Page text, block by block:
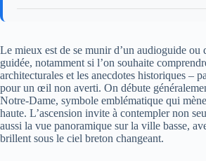
Le mieux est de se munir d’un audioguide ou
guidée, notamment si l’on souhaite
architecturales et les anecdotes historiques –
pour un œil non averti. On débute
Notre-Dame, symbole emblématique qui
haute. L’ascension invite à contempler non
aussi la vue panoramique sur la ville basse,
brillent sous le ciel breton changeant.